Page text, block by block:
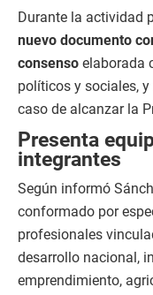
Durante la actividad
nuevo documento
consenso elaborada
políticos y sociales,
caso de alcanzar la
Presenta
integrantes
Según informó
conformado por
profesionales
desarrollo nacional,
emprendimiento,